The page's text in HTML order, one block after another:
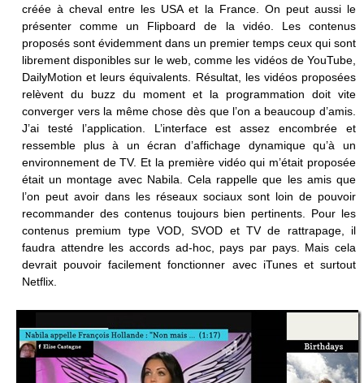
créée à cheval entre les USA et la France. On peut aussi le
présenter comme un Flipboard de la vidéo. Les contenus
proposés sont évidemment dans un premier temps ceux qui sont
librement disponibles sur le web, comme les vidéos de YouTube,
DailyMotion et leurs équivalents. Résultat, les vidéos proposées
relèvent du buzz du moment et la programmation doit vite
converger vers la même chose dès que l’on a beaucoup d’amis.
J’ai testé l’application. L’interface est assez encombrée et
ressemble plus à un écran d’affichage dynamique qu’à un
environnement de TV. Et la première vidéo qui m’était proposée
était un montage avec Nabila. Cela rappelle que les amis que
l’on peut avoir dans les réseaux sociaux sont loin de pouvoir
recommander des contenus toujours bien pertinents. Pour les
contenus premium type VOD, SVOD et TV de rattrapage, il
faudra attendre les accords ad-hoc, pays par pays. Mais cela
devrait pouvoir facilement fonctionner avec iTunes et surtout
Netflix.